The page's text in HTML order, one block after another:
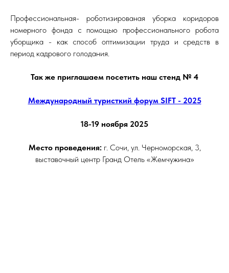
Профессиональная- роботизированая уборка коридоров
номерного фонда с помощью профессионального робота
уборщика - как способ оптимизации труда и средств в
период кадрового голодания.
Так же приглашаем посетить наш стенд № 4
Международный туристкий форум SIFT - 2025
18-19 ноября 2025
Место проведения: г. Сочи, ул. Черноморская, 3,
выставочный центр Гранд Отель «Жемчужина»